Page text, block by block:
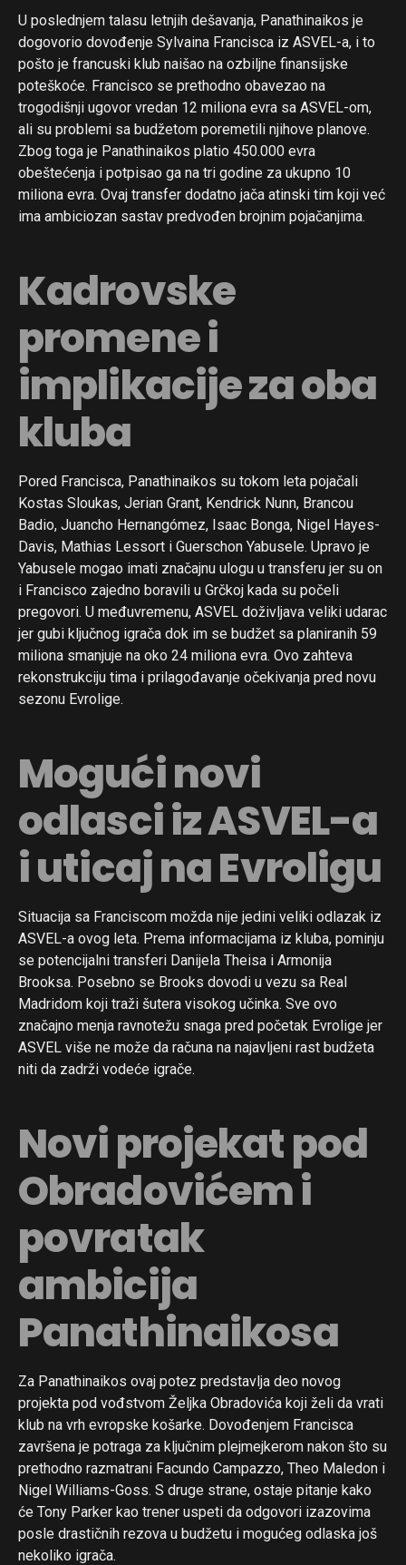
U poslednjem talasu letnjih dešavanja, Panathinaikos je
dogovorio dovođenje Sylvaina Francisca iz ASVEL-a, i to
pošto je francuski klub naišao na ozbiljne finansijske
poteškoće. Francisco se prethodno obavezao na
trogodišnji ugovor vredan 12 miliona evra sa ASVEL-om,
ali su problemi sa budžetom poremetili njihove planove.
Zbog toga je Panathinaikos platio 450.000 evra
obeštećenja i potpisao ga na tri godine za ukupno 10
miliona evra. Ovaj transfer dodatno jača atinski tim koji već
ima ambiciozan sastav predvođen brojnim pojačanjima.
Kadrovske
promene i
implikacije za oba
kluba
Pored Francisca, Panathinaikos su tokom leta pojačali
Kostas Sloukas, Jerian Grant, Kendrick Nunn, Brancou
Badio, Juancho Hernangómez, Isaac Bonga, Nigel Hayes-
Davis, Mathias Lessort i Guerschon Yabusele. Upravo je
Yabusele mogao imati značajnu ulogu u transferu jer su on
i Francisco zajedno boravili u Grčkoj kada su počeli
pregovori. U međuvremenu, ASVEL doživljava veliki udarac
jer gubi ključnog igrača dok im se budžet sa planiranih 59
miliona smanjuje na oko 24 miliona evra. Ovo zahteva
rekonstrukciju tima i prilagođavanje očekivanja pred novu
sezonu Evrolige.
Mogući novi
odlasci iz ASVEL-a
i uticaj na Evroligu
Situacija sa Franciscom možda nije jedini veliki odlazak iz
ASVEL-a ovog leta. Prema informacijama iz kluba, pominju
se potencijalni transferi Danijela Theisa i Armonija
Brooksa. Posebno se Brooks dovodi u vezu sa Real
Madridom koji traži šutera visokog učinka. Sve ovo
značajno menja ravnotežu snaga pred početak Evrolige jer
ASVEL više ne može da računa na najavljeni rast budžeta
niti da zadrži vodeće igrače.
Novi projekat pod
Obradovićem i
povratak
ambicija
Panathinaikosa
Za Panathinaikos ovaj potez predstavlja deo novog
projekta pod vođstvom Željka Obradovića koji želi da vrati
klub na vrh evropske košarke. Dovođenjem Francisca
završena je potraga za ključnim plejmejkerom nakon što su
prethodno razmatrani Facundo Campazzo, Theo Maledon i
Nigel Williams-Goss. S druge strane, ostaje pitanje kako
će Tony Parker kao trener uspeti da odgovori izazovima
posle drastičnih rezova u budžetu i mogućeg odlaska još
nekoliko igrača.